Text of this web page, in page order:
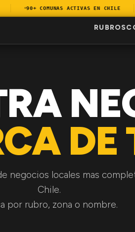
90+ COMUNAS ACTIVAS EN CHILE
RUBROS
DE
negocios locales mas
Chile.
por rubro, zona o nombre.